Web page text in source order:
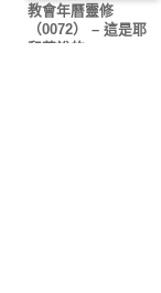
教會年曆靈修
（0072） – 這是耶
和華說的